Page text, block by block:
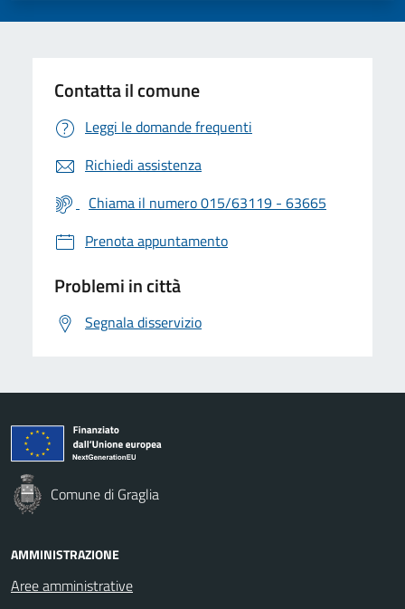
Contatta il comune
Leggi le domande frequenti
Richiedi assistenza
Chiama il numero 015/63119 - 63665
Prenota appuntamento
Problemi in città
Segnala disservizio
Comune di Graglia
AMMINISTRAZIONE
Aree amministrative